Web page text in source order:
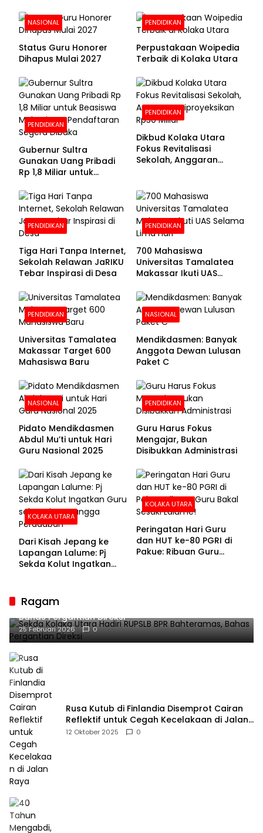
Foto Putrinya Perlihatkan
Ijazah
NASIONAL
Status Guru Honorer
Dihapus Mulai 2027
PENDIDIKAN
Perpustakaan Woipedia
Terbaik di Kolaka Utara
PENDIDIKAN
Gubernur Sultra
Gunakan Uang Pribadi
Rp 1,8 Miliar untuk
Pendaftaran Segera
Dibuka
PENDIDIKAN
Dikbud Kolaka Utara
Fokus Revitalisasi
Sekolah, Anggaran
PENDIDIKAN
Tiga Hari Tanpa Internet,
Sekolah Relawan JaRIKU
Tebar Inspirasi di Desa
PENDIDIKAN
700 Mahasiswa
Universitas Tamalatea
Makassar Ikuti UAS
PENDIDIKAN
Universitas Tamalatea
Makassar Target 600
Mahasiswa Baru
NASIONAL
Mendikdasmen: Banyak
Anggota Dewan Lulusan
Paket C
NASIONAL
Pidato Mendikdasmen
Abdul Mu’ti untuk Hari
Guru Nasional 2025
PENDIDIKAN
Guru Harus Fokus
Mengajar, Bukan
Disibukkan Administrasi
KOLAKA UTARA
Dari Kisah Jepang ke
Lapangan Lalume: Pj
Sekda Kolut Ingatkan
KOLAKA UTARA
Peringatan Hari Guru
dan HUT ke-80 PGRI di
Pakue: Ribuan Guru
Ragam
Sekda Kolaka Utara Hadiri RUPSLB BPR Bahteramas,
Bahas Pergantian Direksi
25 Februari 2026 0
Rusa Kutub di Finlandia Disemprot Cairan
Reflektif untuk Cegah Kecelakaan di Jalan
Raya
12 Oktober 2025 0